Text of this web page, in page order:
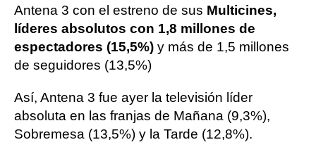
Antena 3 con el estreno de sus Multicines,
líderes absolutos con 1,8 millones de
espectadores (15,5%) y más de 1,5 millones
de seguidores (13,5%)
Así, Antena 3 fue ayer la televisión líder
absoluta en las franjas de Mañana (9,3%),
Sobremesa (13,5%) y la Tarde (12,8%).